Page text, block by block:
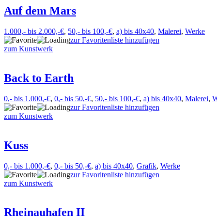
Auf dem Mars
1.000,- bis 2.000,-€, 50,- bis 100,-€, a) bis 40x40, Malerei, Werke
zur Favoritenliste hinzufügen
zum Kunstwerk
Back to Earth
0,- bis 1.000,-€, 0,- bis 50,-€, 50,- bis 100,-€, a) bis 40x40, Malerei,
zur Favoritenliste hinzufügen
zum Kunstwerk
Kuss
0,- bis 1.000,-€, 0,- bis 50,-€, a) bis 40x40, Grafik, Werke
zur Favoritenliste hinzufügen
zum Kunstwerk
Rheinauhafen II